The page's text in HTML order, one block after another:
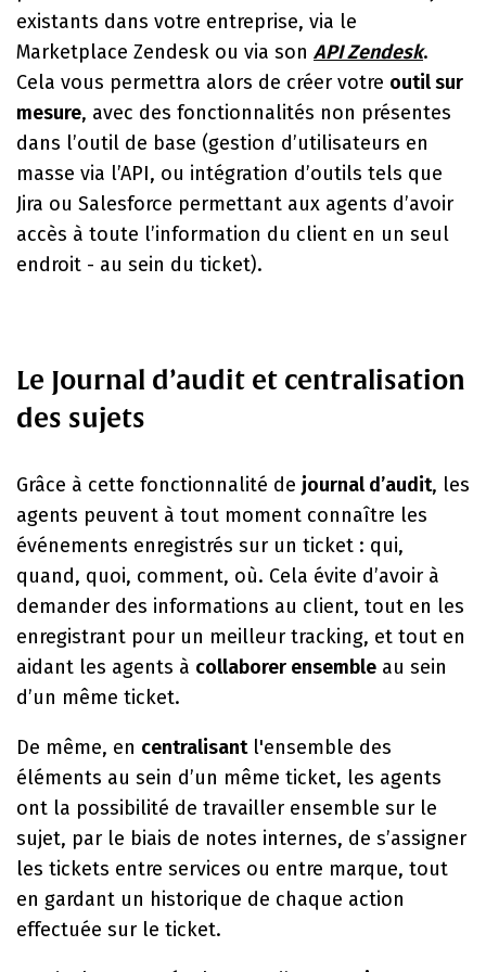
existants dans votre entreprise, via le
Marketplace Zendesk ou via son API Zendesk.
Cela vous permettra alors de créer votre outil sur
mesure, avec des fonctionnalités non présentes
dans l’outil de base (gestion d’utilisateurs en
masse via l’API, ou intégration d’outils tels que
Jira ou Salesforce permettant aux agents d’avoir
accès à toute l’information du client en un seul
endroit - au sein du ticket).
Le Journal d’audit et centralisation
des sujets
Grâce à cette fonctionnalité de journal d’audit, les
agents peuvent à tout moment connaître les
événements enregistrés sur un ticket : qui,
quand, quoi, comment, où. Cela évite d’avoir à
demander des informations au client, tout en les
enregistrant pour un meilleur tracking, et tout en
aidant les agents à collaborer ensemble au sein
d’un même ticket.
De même, en centralisantl'ensemble des
éléments au sein d’un même ticket, les agents
ont la possibilité de travailler ensemble sur le
sujet, par le biais de notes internes, de s’assigner
les tickets entre services ou entre marque, tout
en gardant un historique de chaque action
effectuée sur le ticket.